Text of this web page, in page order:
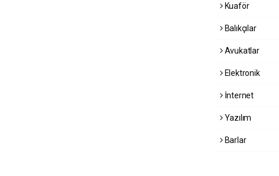
Kuaför
Balıkçılar
Avukatlar
Elektronik
İnternet
Yazılım
Barlar